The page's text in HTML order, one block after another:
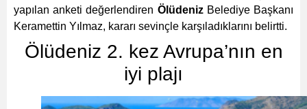
yapılan anketi değerlendiren Ölüdeniz Belediye Başkanı
Keramettin Yılmaz, kararı sevinçle karşıladıklarını belirtti.
Ölüdeniz 2. kez Avrupa’nın en
iyi plajı